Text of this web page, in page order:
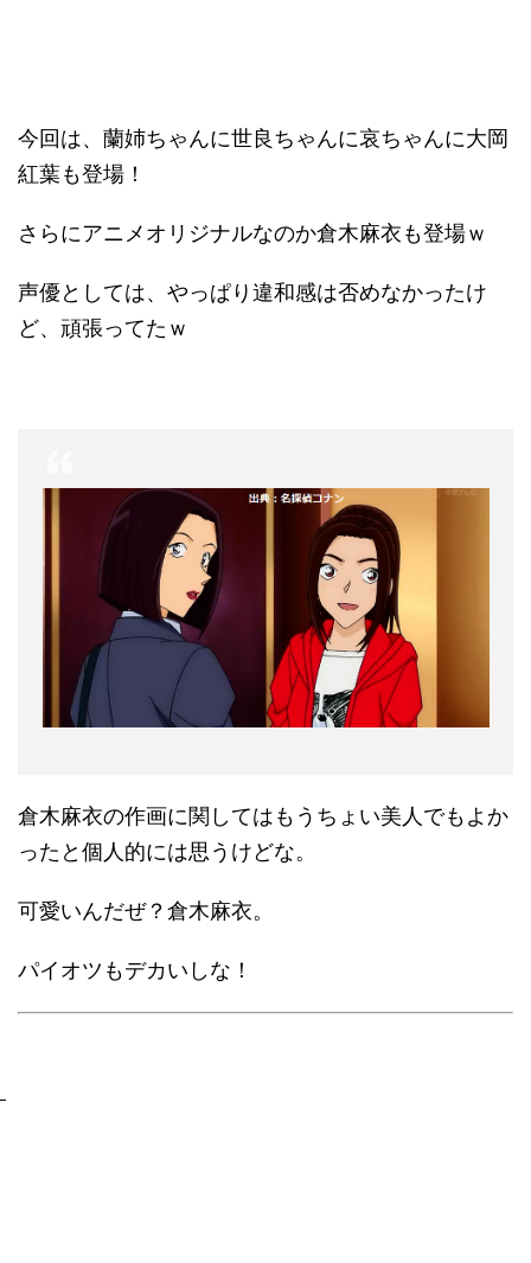
今回は、蘭姉ちゃんに世良ちゃんに哀ちゃんに大岡
紅葉も登場！
さらにアニメオリジナルなのか倉木麻衣も登場ｗ
声優としては、やっぱり違和感は否めなかったけ
ど、頑張ってたｗ
倉木麻衣の作画に関してはもうちょい美人でもよか
ったと個人的には思うけどな。
可愛いんだぜ？倉木麻衣。
パイオツもデカいしな！